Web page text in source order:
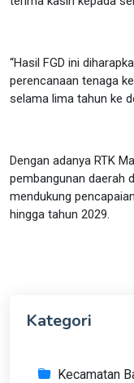
“Hasil FGD ini
perencanaan tenaga
selama lima tahun ke
Dengan adanya RTK
pembangunan daerah
mendukung
hingga tahun 2029.
Kategori
Kecamatan